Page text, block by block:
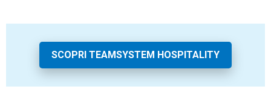
SCOPRI TEAMSYSTEM HOSPITALITY